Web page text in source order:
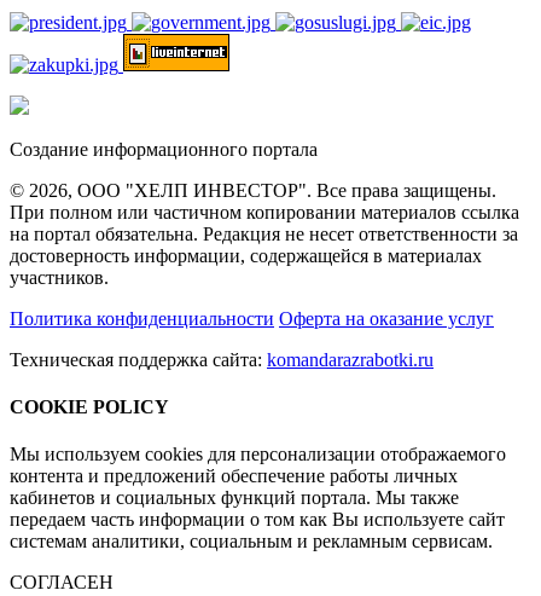
Создание информационного портала
© 2026, ООО "ХЕЛП ИНВЕСТОР". Все права защищены.
При полном или частичном копировании материалов ссылка
на портал обязательна. Редакция не несет ответственности за
достоверность информации, содержащейся в материалах
участников.
Политика конфиденциальности Оферта на оказание услуг
Техническая поддержка сайта: komandarazrabotki.ru
COOKIE POLICY
Мы используем cookies для персонализации отображаемого
контента и предложений обеспечение работы личных
кабинетов и социальных функций портала. Мы также
передаем часть информации о том как Вы используете сайт
системам аналитики, социальным и рекламным сервисам.
СОГЛАСЕН